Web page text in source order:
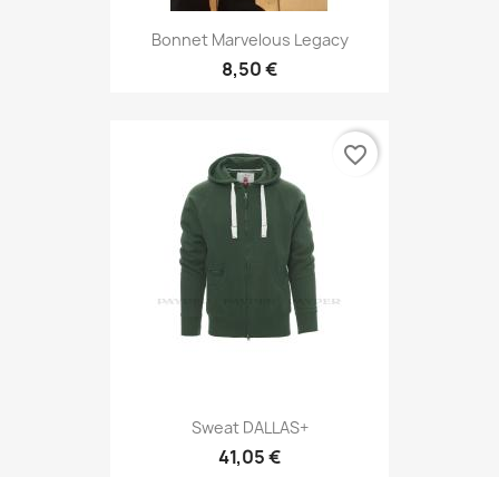
Bonnet Marvelous Legacy
8,50 €
Sweat DALLAS+
41,05 €
favorite_border